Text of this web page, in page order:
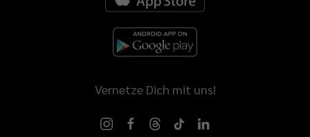
Vernetze Dich mit uns!